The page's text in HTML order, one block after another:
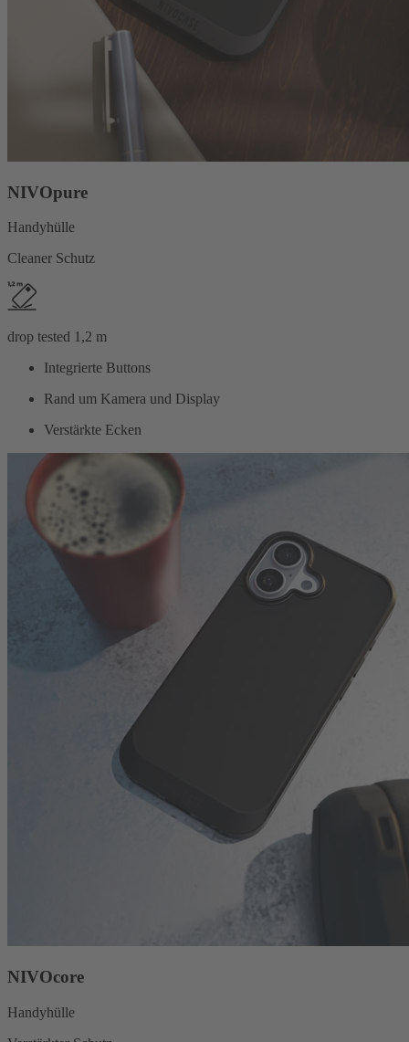
NIVOpure
Handyhülle
Cleaner Schutz
drop tested 1,2 m
Integrierte Buttons
Rand um Kamera und Display
Verstärkte Ecken
NIVOcore
Handyhülle